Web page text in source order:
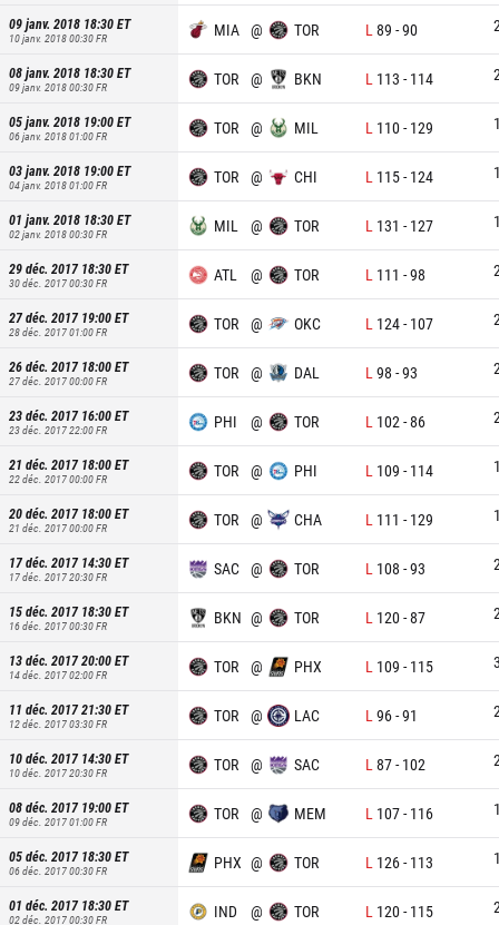
09 janv. 2018 18:30ET
10 janv. 2018 00:30FR MIA @ TOR L 89 -90
08 janv. 2018 18:30ET
09 janv. 2018 00:30FR TOR @ BKN L 113 - 114
05 janv. 2018 19:00ET
06 janv. 2018 01:00FR TOR @ MIL L 110- 129
03 janv. 2018 19:00ET
04 janv. 2018 01:00FR TOR @ CHI L 115- 124
01 janv. 2018 18:30ET
02 janv. 2018 00:30FR MIL @ TOR L 131 - 127
29 déc. 2017 18:30ET
30 déc. 2017 00:30FR ATL @ TOR L 111 -98
27 déc. 2017 19:00ET
28 déc. 2017 01:00FR TOR @ OKC L 124- 107
26 déc. 2017 18:00ET
27 déc. 2017 00:00FR TOR @ DAL L 98 -93
23 déc. 2017 16:00ET
23 déc. 2017 22:00FR PHI @ TOR L 102 -86
21 déc. 2017 18:00ET
22 déc. 2017 00:00FR TOR @ PHI L 109 - 114
20 déc. 2017 18:00ET
21 déc. 2017 00:00FR TOR @ CHA L 111 - 129
17 déc. 2017 14:30ET
17 déc. 2017 20:30FR SAC @ TOR L 108 -93
15 déc. 2017 18:30ET
16 déc. 2017 00:30FR BKN @ TOR L 120-87
13 déc. 2017 20:00ET
14 déc. 2017 02:00FR TOR @ PHX L 109 - 115
11 déc. 2017 21:30ET
12 déc. 2017 03:30FR TOR @ LAC L 96-91
10 déc. 2017 14:30ET
10 déc. 2017 20:30FR TOR @ SAC L 87- 102
08 déc. 2017 19:00ET
09 déc. 2017 01:00FR TOR @ MEM L 107- 116
05 déc. 2017 18:30ET
06 déc. 2017 00:30FR PHX @ TOR L 126- 113
01 déc. 2017 18:30ET
02 déc. 2017 00:30FR IND @ TOR L 120- 115